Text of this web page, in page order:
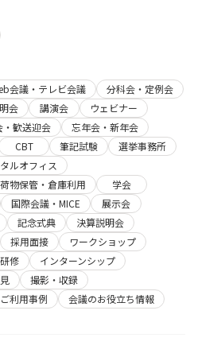
会議・テレビ会議
分科会・定例会
会 講演会
ウェビナー
・歓送迎会
忘年会・新年会
CBT 筆記試験
選挙事務所
ルオフィス
荷物保管・倉庫利用
学会
国際会議・MICE
展示会
記念式典
決算説明会
採用面接
ワークショップ
修
インターンシップ
撮影・収録
ご利用事例 会議のお役立ち情報